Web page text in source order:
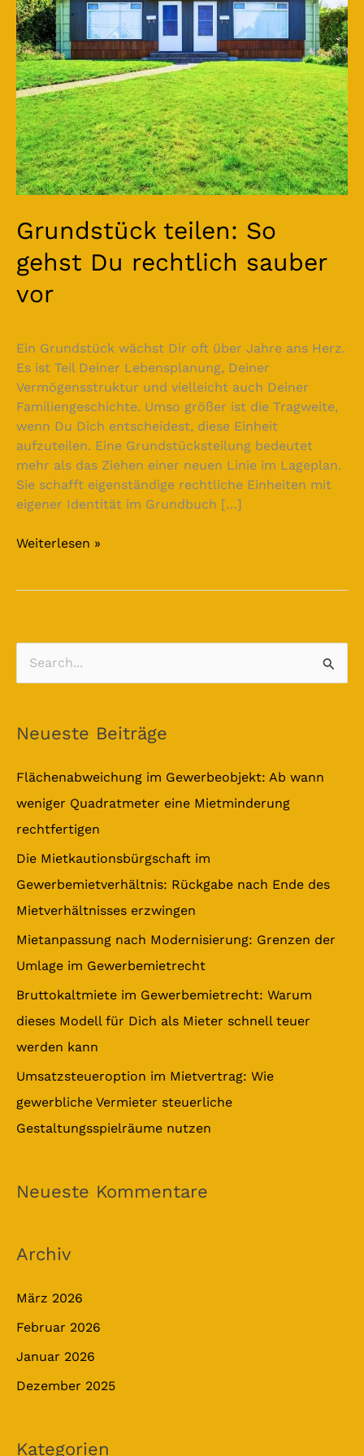
Grundstück teilen: So
gehst Du rechtlich sauber
vor
Ein Grundstück wächst Dir oft über Jahre ans Herz.
Es ist Teil Deiner Lebensplanung, Deiner
Vermögensstruktur und vielleicht auch Deiner
Familiengeschichte. Umso größer ist die Tragweite,
wenn Du Dich entscheidest, diese Einheit
aufzuteilen. Eine Grundstücksteilung bedeutet
mehr als das Ziehen einer neuen Linie im Lageplan.
Sie schafft eigenständige rechtliche Einheiten mit
eigener Identität im Grundbuch […]
Du
rechtlich
sauber
vor
Weiterlesen »
h
e
n
Neueste Beiträge
Flächenabweichung im Gewerbeobjekt: Ab wann
weniger Quadratmeter eine Mietminderung
rechtfertigen
Die Mietkautionsbürgschaft im
Gewerbemietverhältnis: Rückgabe nach Ende des
Mietverhältnisses erzwingen
Mietanpassung nach Modernisierung: Grenzen der
Umlage im Gewerbemietrecht
Bruttokaltmiete im Gewerbemietrecht: Warum
dieses Modell für Dich als Mieter schnell teuer
werden kann
Umsatzsteueroption im Mietvertrag: Wie
gewerbliche Vermieter steuerliche
Gestaltungsspielräume nutzen
Neueste Kommentare
Archiv
März 2026
Februar 2026
Januar 2026
Dezember 2025
Kategorien